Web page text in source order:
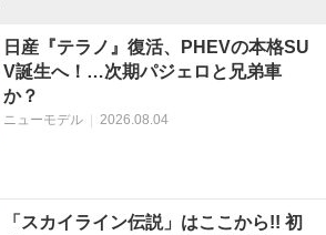
日産『テラノ』復活、PHEVの本格SU
V誕生へ！…次期パジェロと兄弟車
か？
ニューモデル 2026.08.04
「スカイライン伝説」はここから!! 初